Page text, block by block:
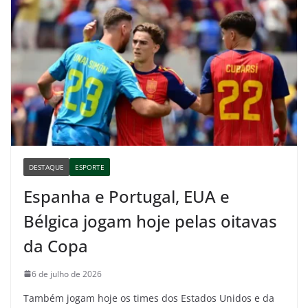
DESTAQUE ESPORTE
Espanha e Portugal, EUA e
Bélgica jogam hoje pelas oitavas
da Copa
6 de julho de 2026
Também jogam hoje os times dos Estados Unidos e da